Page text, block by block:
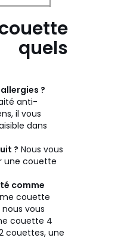
?
anti-
il vous
dans
? Nous vous
une couette
comme
couette
vous
couette 4
couettes, une